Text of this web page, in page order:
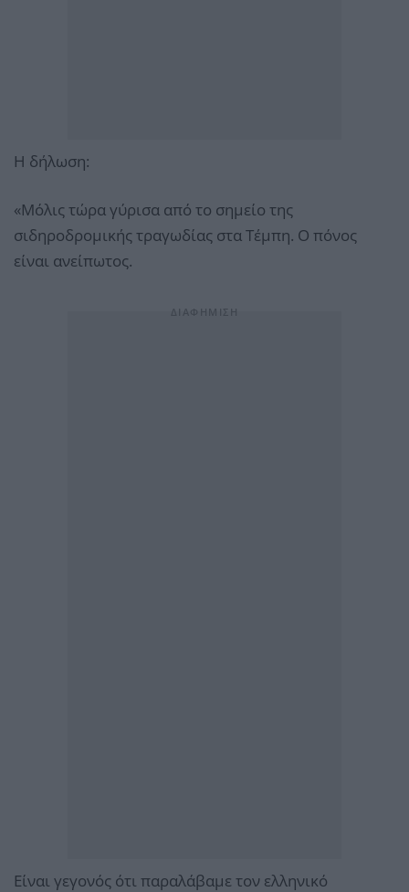
Η δήλωση:
«Μόλις τώρα γύρισα από το σημείο της
σιδηροδρομικής τραγωδίας στα Τέμπη. Ο πόνος
είναι ανείπωτος.
Είναι γεγονός ότι παραλάβαμε τον ελληνικό